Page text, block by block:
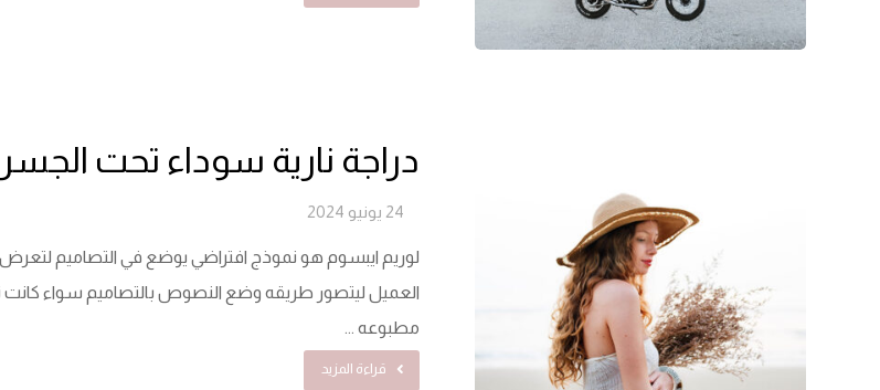
دراجة نارية سوداء تحت الجسر
24 يونيو 2024
لوريم ايبسوم هو نموذج افتراضي يوضع في التصاميم
العميل ليتصور طريقه وضع النصوص بالتصاميم سواء كانت
مطبوعه ...
قراءة المزيد